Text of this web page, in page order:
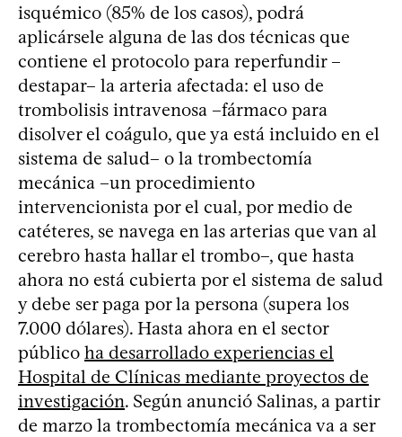
isquémico (85% de los casos), podrá
aplicársele alguna de las dos técnicas que
contiene el protocolo para reperfundir –
destapar– la arteria afectada: el uso de
trombolisis intravenosa –fármaco para
disolver el coágulo, que ya está incluido en el
sistema de salud– o la trombectomía
mecánica –un procedimiento
intervencionista por el cual, por medio de
catéteres, se navega en las arterias que van al
cerebro hasta hallar el trombo–, que hasta
ahora no está cubierta por el sistema de salud
y debe ser paga por la persona (supera los
7.000 dólares). Hasta ahora en el sector
público ha desarrollado experiencias el
Hospital de Clínicas mediante proyectos de
investigación. Según anunció Salinas, a partir
de marzo la trombectomía mecánica va a ser